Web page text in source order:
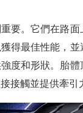
要。它們在路
得最佳性能，
度和形狀。胎
接觸並提供牽引